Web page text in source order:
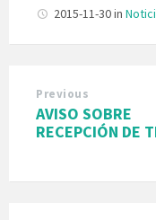
2015-11-30in
Previous
AVISO SOBRE
RECEPCIÓN DE